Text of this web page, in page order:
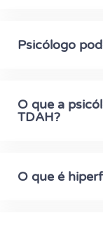
Psicólogo
O que a
TDAH?
O que é